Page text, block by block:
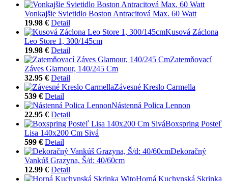
Vonkajšie Svietidlo Boston Antracitová Max. 60 Watt
19.98 € Detail
Kusová Záclona
Leo Store 1, 300/145cm
19.98 € Detail
Zatemňovací
Záves Glamour, 140/245 Cm
32.95 € Detail
Závesné Kreslo Carmella
539 € Detail
Nástenná Polica Lennon
22.95 € Detail
Boxspring Posteľ
Lisa 140x200 Cm Sivá
599 € Detail
Dekoračný
Vankúš Grazyna, Š/d: 40/60cm
12.99 € Detail
Horná Kuchynská Skrinka